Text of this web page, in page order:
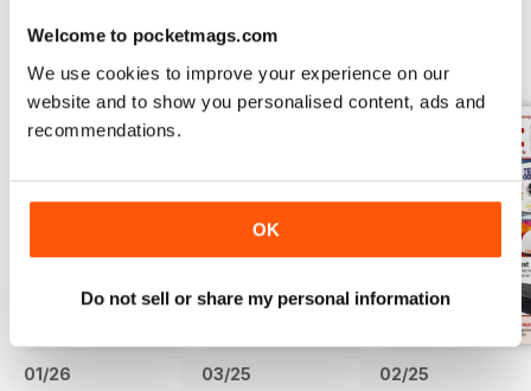
Welcome to pocketmags.com
We use cookies to improve your experience on our
website and to show you personalised content, ads and
recommendations.
OK
Do not sell or share my personal information
EDIZIONI INDIETRO Visualizza tutti
01/26 03/25 02/25